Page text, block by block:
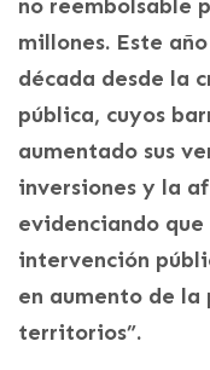
no reembolsable
millones. Este
década desde la
pública, cuyos
aumentado sus
inversiones y la
evidenciando
intervención
en aumento de
territorios”.